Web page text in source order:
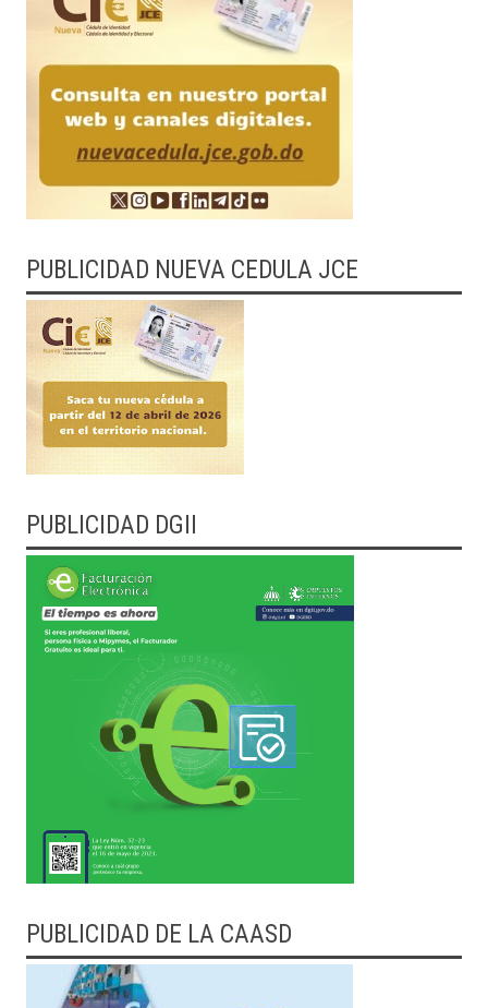
PUBLICIDAD NUEVA CEDULA JCE
PUBLICIDAD DGII
PUBLICIDAD DE LA CAASD